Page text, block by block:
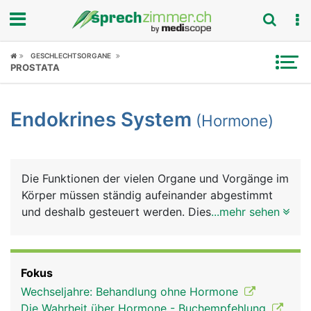
Fokus
Symptome
News
Rubriken
GESCHLECHTSORGANE
PROSTATA
Endokrines System (Hormone)
Die Funktionen der vielen Organe und Vorgänge im
Körper müssen ständig aufeinander abgestimmt
und deshalb gesteuert werden. Diese Steuerungen,
reichen, übernehmen weit über 30 verschiedene
Hormone (chemische Botenstoffe), die von
...mehr sehen
Fokus
Wechseljahre: Behandlung ohne Hormone
Die Wahrheit über Hormone - Buchempfehlung